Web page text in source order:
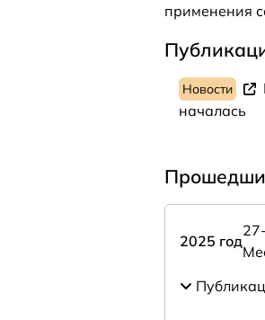
применения
Новости
началась
2025 год